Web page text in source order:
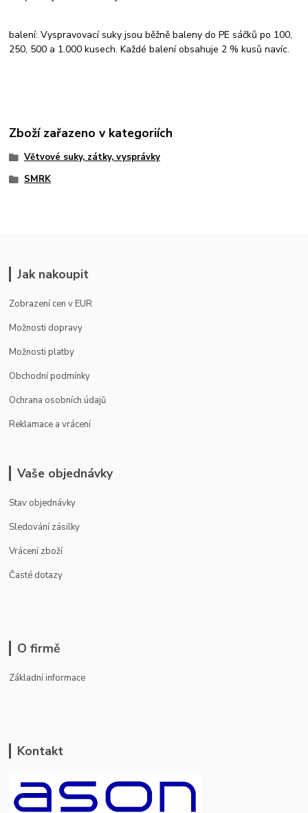
balení: Vyspravovací suky jsou běžně baleny do PE sáčků po 100,
250, 500 a 1.000 kusech. Každé balení obsahuje 2 % kusů navíc.
Zboží zařazeno v kategoriích
Větvové suky, zátky, vysprávky
SMRK
Jak nakoupit
Zobrazení cen v EUR
Možnosti dopravy
Možnosti platby
Obchodní podmínky
Ochrana osobních údajů
Reklamace a vrácení
Vaše objednávky
Stav objednávky
Sledování zásilky
Vrácení zboží
Časté dotazy
O firmě
Základní informace
Kontakt